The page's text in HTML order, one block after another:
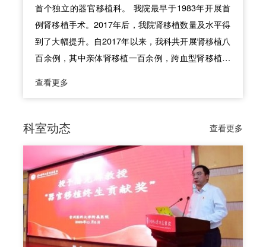
首个独立的器官移植科。 我院最早于1983年开展首
例肾移植手术。2017年后，我院肾移植数量及水平得
到了大幅提升。自2017年以来，我科共开展肾移植八
百余例，其中亲体肾移植一百余例，跨血型肾移植十
展得新技术包括贵州省首例跨血型肾移植、贵州省首
州省首例双肾移植、贵州省首例自体移植、贵州省首
体的高致敏肾移植等高难度肾移植手术。 我院活体供
肾取肾术已经实现全面微创化，常规开展腹腔镜下供
肾切取。供肾者实施快速康复外科管理，从入院、手
术到出院只需6天左右。2022年全年腹腔镜供肾切取
手术均获成功，无1例中转开腹，平均手术时间由最
开始的5小时，缩短到现在的2.5小时。供肾者术中平
查看更多
科室动态 查看更多